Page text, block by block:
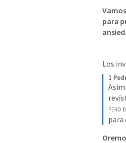
para
Los
1
pero
para